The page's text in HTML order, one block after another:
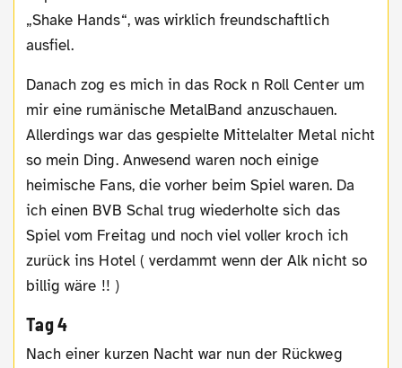
„Shake Hands“, was wirklich freundschaftlich
ausfiel.
Danach zog es mich in das Rock n Roll Center um
mir eine rumänische MetalBand anzuschauen.
Allerdings war das gespielte Mittelalter Metal nicht
so mein Ding. Anwesend waren noch einige
heimische Fans, die vorher beim Spiel waren. Da
ich einen BVB Schal trug wiederholte sich das
Spiel vom Freitag und noch viel voller kroch ich
zurück ins Hotel ( verdammt wenn der Alk nicht so
billig wäre !! )
Tag 4
Nach einer kurzen Nacht war nun der Rückweg